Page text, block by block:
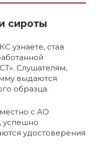
сироты
узнаете, став
Слушателям,
выдаются
образца.
с АО
успешно
удостоверения